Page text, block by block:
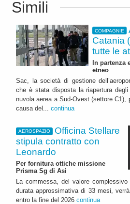
Simili
COMPAGNIE
Catania
tutte le
In partenza
etneo
Sac, la società di gestione
che è stata disposta la riapertura
nuvola aerea a Sud-Ovest (settore C1),
causa del... continua
AEROSPAZIO
Officina Stellare
stipula contratto con
Leonardo
Per fornitura ottiche missione
Prisma Sg di Asi
La commessa, del valore
durata approssimativa di 33 mesi,
entro la fine del 2026 continua